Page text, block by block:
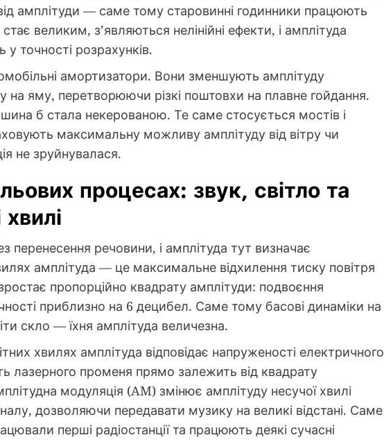
амплітуди — саме тому старовинні годинники працюють
великим, з’являються нелінійні ефекти, і амплітуда
точності розрахунків.
амортизатори. Вони зменшують амплітуду
на яму, перетворюючи різкі поштовхи на плавне гойдання.
б стала некерованою. Те саме стосується мостів і
максимальну можливу амплітуду від вітру чи
не зруйнувалася.
процесах: звук, світло та
перенесення речовини, і амплітуда тут визначає
амплітуда — це максимальне відхилення тиску повітря
пропорційно квадрату амплітуди: подвоєння
приблизно на 6 децибел. Саме тому басові динаміки на
скло — їхня амплітуда величезна.
хвилях амплітуда відповідає напруженості електричного
лазерного променя прямо залежить від квадрату
модуляція (AM) змінює амплітуду несучої хвилі
дозволяючи передавати музику на великі відстані. Саме
перші радіостанції та працюють деякі сучасні